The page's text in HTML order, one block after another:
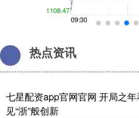
热点资讯
七星配资app官网官网 开局之
见“浙”般创新